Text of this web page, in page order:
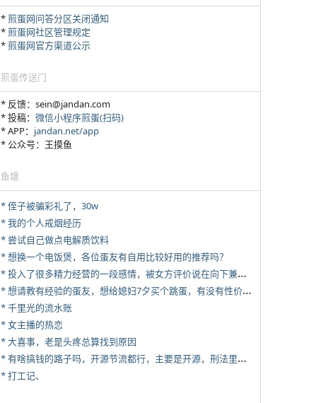
*煎蛋网问答分区关闭通知
*煎蛋网社区管理规定
*煎蛋网官方渠道公示
煎蛋传送门
* 反馈：sein@jandan.com
* 投稿： 微信小程序煎蛋(扫码)
* APP： jandan.net/app
* 公众号：王摸鱼
鱼塘
* 侄子被骗彩礼了，30w
* 我的个人戒烟经历
* 尝试自己做点电解质饮料
* 想换一个电饭煲，各位蛋友有自用比较好用的推荐吗？
*
投入了很多精力经营的一段感情，被女方评价说在向下兼容我，感觉有点破防
*
想请教有经验的蛋友，想给媳妇7夕买个跳蛋，有没有性价比高的推荐
* 千里光的流水账
* 女主播的热恋
* 大喜事，老是头疼总算找到原因
*
有啥搞钱的路子吗，开源节流都行，主要是开源，刑法里的咱不做
* 打工记、